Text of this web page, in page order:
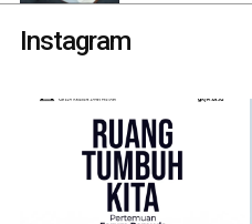
Instagram